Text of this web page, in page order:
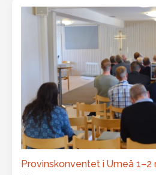
Provinskonventet i Umeå 1–2